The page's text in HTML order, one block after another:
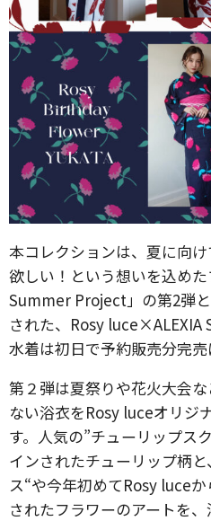
本コレクションは、夏に向
欲しい！という想いを込め
Summer Project」の第2弾
された、Rosy luce×ALEXIA
水着は初日で予約販売分完売
第２弾は夏祭りや花火大会
ない浴衣をRosy luceオリジ
す。人気の”チューリップス
インされたチューリップ柄
ス“や今年初めてRosy luce
されたフラワーのアートを